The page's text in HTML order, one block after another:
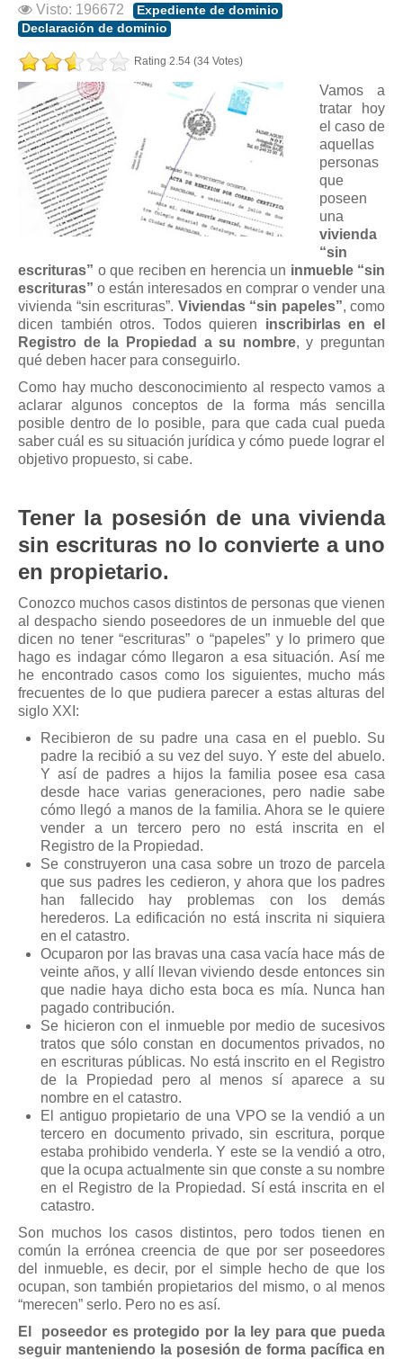
Requerimientos y comunicaciones
Formularios sobre Propiedad Horizontal
Modelos de Convocatoria de Junta de Propietarios
Modelos de Acta de Junta de Propietarios
Requerimientos y comunicaciones
Legislación
Legislación sobre Arrendamientos Urbanos
Legislación sobre la Comunidad de Propietarios
Legislación sobre Adquisición de Vivienda en Propiedad
Legislación de interés práctico
Diccionario
Usuario
Entrar / Salir
Mis boletines
Visto: 196672
Expediente de dominio
Declaración de dominio
Rating 2.54 (34 Votes)
Vamos a
tratar hoy
el caso de
aquellas
personas
que
poseen
una
vivienda
“sin
escrituras” o que reciben en herencia un inmueble “sin
escrituras” o están interesados en comprar o vender una
vivienda “sin escrituras”. Viviendas “sin papeles”, como
dicen también otros. Todos quieren inscribirlas en el
Registro de la Propiedad a su nombre, y preguntan
qué deben hacer para conseguirlo.
Como hay mucho desconocimiento al respecto vamos a
aclarar algunos conceptos de la forma más sencilla
posible dentro de lo posible, para que cada cual pueda
saber cuál es su situación jurídica y cómo puede lograr el
objetivo propuesto, si cabe.
Tener la posesión de una vivienda
sin escrituras no lo convierte a uno
en propietario.
Conozco muchos casos distintos de personas que vienen
al despacho siendo poseedores de un inmueble del que
dicen no tener “escrituras” o “papeles” y lo primero que
hago es indagar cómo llegaron a esa situación. Así me
he encontrado casos como los siguientes, mucho más
frecuentes de lo que pudiera parecer a estas alturas del
siglo XXI:
Recibieron de su padre una casa en el pueblo. Su
padre la recibió a su vez del suyo. Y este del abuelo.
Y así de padres a hijos la familia posee esa casa
desde hace varias generaciones, pero nadie sabe
cómo llegó a manos de la familia. Ahora se le quiere
vender a un tercero pero no está inscrita en el
Registro de la Propiedad.
Se construyeron una casa sobre un trozo de parcela
que sus padres les cedieron, y ahora que los padres
han fallecido hay problemas con los demás
herederos. La edificación no está inscrita ni siquiera
en el catastro.
Ocuparon por las bravas una casa vacía hace más de
veinte años, y allí llevan viviendo desde entonces sin
que nadie haya dicho esta boca es mía. Nunca han
pagado contribución.
Se hicieron con el inmueble por medio de sucesivos
tratos que sólo constan en documentos privados, no
en escrituras públicas. No está inscrito en el Registro
de la Propiedad pero al menos sí aparece a su
nombre en el catastro.
El antiguo propietario de una VPO se la vendió a un
tercero en documento privado, sin escritura, porque
estaba prohibido venderla. Y este se la vendió a otro,
que la ocupa actualmente sin que conste a su nombre
en el Registro de la Propiedad. Sí está inscrita en el
catastro.
Son muchos los casos distintos, pero todos tienen en
común la errónea creencia de que por ser poseedores
del inmueble, es decir, por el simple hecho de que los
ocupan, son también propietarios del mismo, o al menos
“merecen” serlo. Pero no es así.
El poseedor es protegido por la ley para que pueda
seguir manteniendo la posesión de forma pacífica en